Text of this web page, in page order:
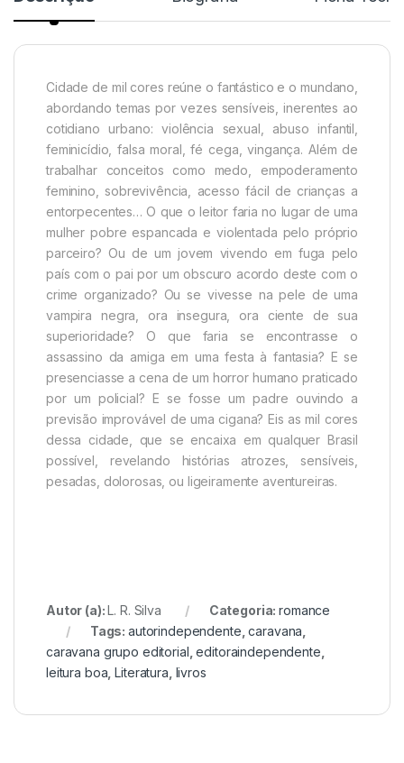
Cidade de mil cores reúne o fantástico e o mundano,
abordando temas por vezes sensíveis, inerentes ao
cotidiano urbano: violência sexual, abuso infantil,
feminicídio, falsa moral, fé cega, vingança. Além de
trabalhar conceitos como medo, empoderamento
feminino, sobrevivência, acesso fácil de crianças a
entorpecentes… O que o leitor faria no lugar de uma
mulher pobre espancada e violentada pelo próprio
parceiro? Ou de um jovem vivendo em fuga pelo
país com o pai por um obscuro acordo deste com o
crime organizado? Ou se vivesse na pele de uma
vampira negra, ora insegura, ora ciente de sua
superioridade? O que faria se encontrasse o
assassino da amiga em uma festa à fantasia? E se
presenciasse a cena de um horror humano praticado
por um policial? E se fosse um padre ouvindo a
previsão improvável de uma cigana? Eis as mil cores
dessa cidade, que se encaixa em qualquer Brasil
possível, revelando histórias atrozes, sensíveis,
pesadas, dolorosas, ou ligeiramente aventureiras.
Autor (a):L. R. Silva Categoria:romance
Tags:autorindependente ,caravana
caravana grupo editorial ,editoraindependente
leitura boa ,Literatura livros